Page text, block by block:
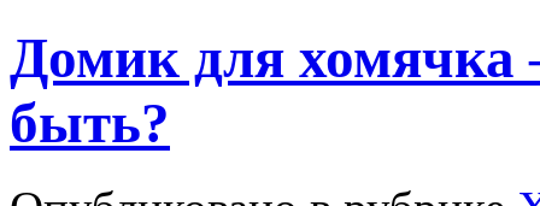
Домик для
быть?